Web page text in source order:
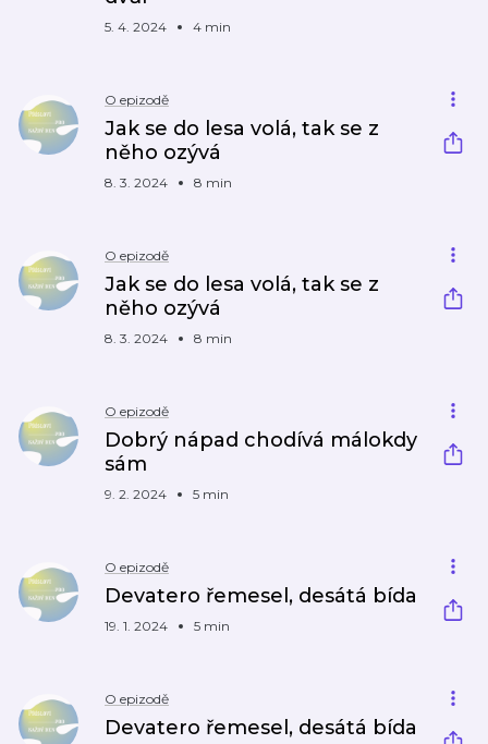
5. 4. 2024 4 min
O epizodě
Jak se do lesa volá, tak se z
něho ozývá
8. 3. 2024 8 min
O epizodě
Jak se do lesa volá, tak se z
něho ozývá
8. 3. 2024 8 min
O epizodě
Dobrý nápad chodívá málokdy
sám
9. 2. 2024 5 min
O epizodě
Devatero řemesel, desátá bída
19. 1. 2024 5 min
O epizodě
Devatero řemesel, desátá bída